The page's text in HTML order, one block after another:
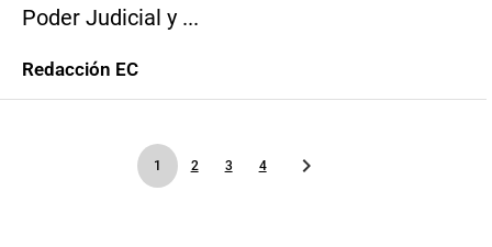
Poder Judicial y ...
Redacción EC
1 2 3 4